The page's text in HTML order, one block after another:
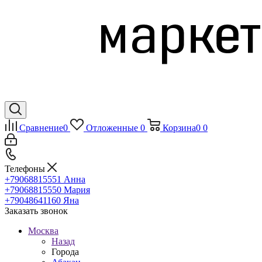
Сравнение0 Отложенные 0 Корзина0 0
Телефоны
+79068815551 Анна
+79068815550 Мария
+79048641160 Яна
Заказать звонок
Москва
Назад
Города